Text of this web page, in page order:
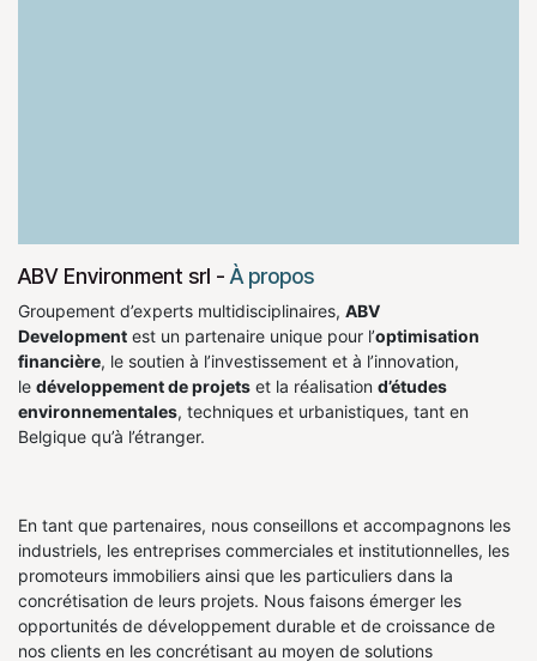
ABV Environment srl - À propos
Groupement d’experts multidisciplinaires, ABV
Development est un partenaire unique pour l’optimisation
financière, le soutien à l’investissement et à l’innovation,
le développement de projets et la réalisation d’études
environnementales, techniques et urbanistiques, tant en
Belgique qu’à l’étranger.
En tant que partenaires, nous conseillons et accompagnons les
industriels, les entreprises commerciales et institutionnelles, les
promoteurs immobiliers ainsi que les particuliers dans la
concrétisation de leurs projets. Nous faisons émerger les
opportunités de développement durable et de croissance de
nos clients en les concrétisant au moyen de solutions